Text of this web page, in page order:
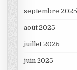
septembre 2025
août 2025
juillet 2025
juin 2025